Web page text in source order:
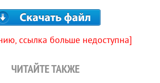
ссылка больше недоступна]
ЧИТАЙТЕ ТАКЖЕ